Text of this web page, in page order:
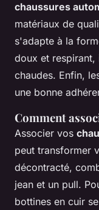
chaussures
matériaux de
s'adapte à la
doux et respirant,
chaudes. Enfin,
une bonne
Comment
Associer vos
peut transformer
décontracté,
jean et un pull.
bottines en cuir